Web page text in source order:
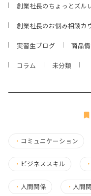
創業社長のちょっとズル
創業社長のお悩み相談カ
実習生ブログ 商品
コラム 未分類
・ コミュニケーション
・ ビジネススキル ・
・ 人間関係 ・ 人間